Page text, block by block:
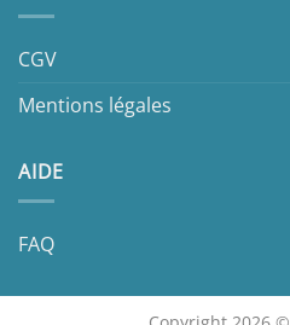
CGV
Mentions légales
AIDE
FAQ